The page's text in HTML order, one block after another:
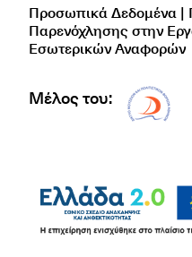
Προσωπικά Δεδομένα |
Παρενόχλησης στην
Εσωτερικών Αναφορών
Μέλος του: